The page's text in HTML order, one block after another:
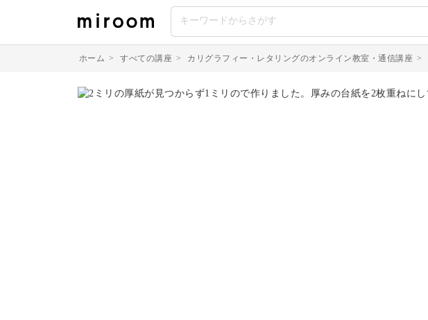
ホーム > すべての講座 > カリグラフィー・レタリングのオンライン教室・通信講座 >